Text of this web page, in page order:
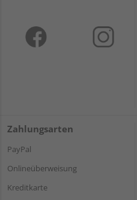
Zahlungsarten
PayPal
Onlineüberweisung
Kreditkarte